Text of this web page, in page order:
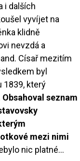
i dalších
vyvíjet na
klidně
nevzdá a
Císař mezitím
byl
1839, který
Obsahoval seznam
mezi nimi
nic platné…